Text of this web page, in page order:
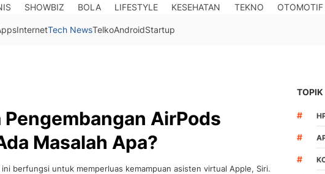
SHOWBIZ BOLA LIFESTYLE KESEHATAN TEKNO OTOMOTIF
InternetTech NewsTelkoAndroidStartup
AirPods
Masalah Apa?
berfungsi untuk memperluas kemampuan asisten virtual Apple, Siri.
TOPIK
#
#
#